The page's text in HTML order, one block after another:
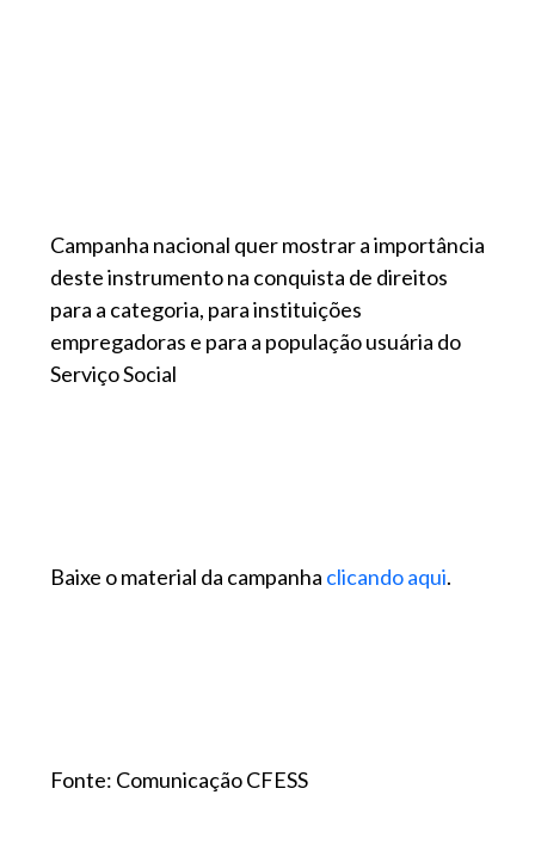
Campanha nacional quer mostrar a importância
deste instrumento na conquista de direitos
para a categoria, para instituições
empregadoras e para a população usuária do
Serviço Social
Baixe o material da campanha clicando aqui.
Fonte: Comunicação CFESS